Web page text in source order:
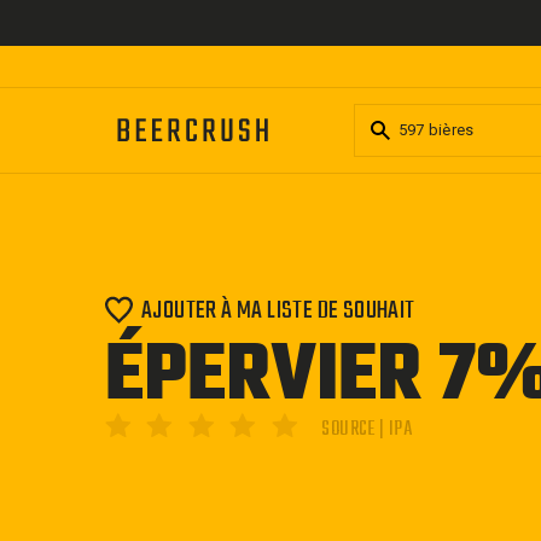
au
AJOUTER À MA LISTE DE SOUHAIT
ÉPERVIER
SOURCE | IPA